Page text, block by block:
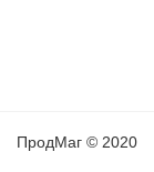
ПродМаг © 2020